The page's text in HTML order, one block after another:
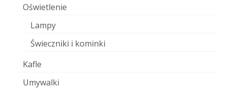
Oświetlenie
Lampy
Świeczniki i kominki
Kafle
Umywalki